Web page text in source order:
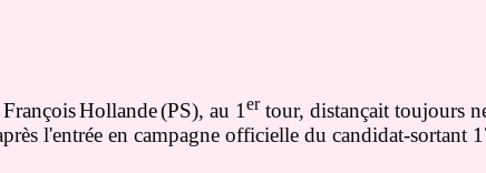
FrançoisHollande(PS), au 1 ertour, distançait toujours
l'entrée en campagne officielle du candidat-sortant